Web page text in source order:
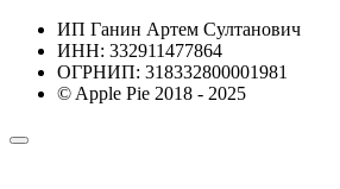
ИП Ганин Артем Султанович
ИНН: 332911477864
ОГРНИП: 318332800001981
© Apple Pie 2018 - 2025